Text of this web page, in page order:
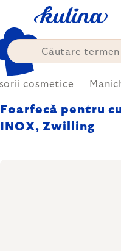
conținut
cosmetice
Foarfecă pentru
INOX, Zwilling